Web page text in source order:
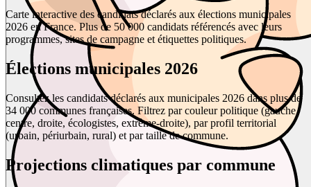
Carte interactive des candidats déclarés aux élections municipales
2026 en France. Plus de 50 000 candidats référencés avec leurs
programmes, sites de campagne et étiquettes politiques.
Élections municipales 2026
Consultez les candidats déclarés aux municipales 2026 dans plus de
34 000 communes françaises. Filtrez par couleur politique (gauche,
centre, droite, écologistes, extrême-droite), par profil territorial
(urbain, périurbain, rural) et par taille de commune.
Projections climatiques par commune